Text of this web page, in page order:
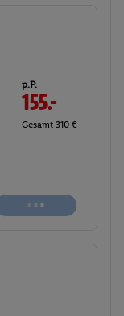
p.P.
155.-
Gesamt 310 €
Buchen